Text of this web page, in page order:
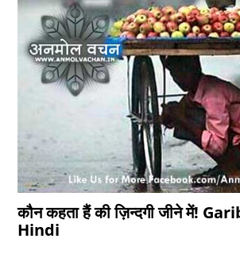
कौन कहता हैं की ज़िन्दगी जीने में!
Hindi